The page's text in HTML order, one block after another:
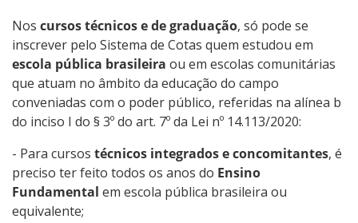
Nos cursos técnicos e de graduação, só pode se
inscrever pelo Sistema de Cotas quem estudou em
escola pública brasileira ou em escolas comunitárias
que atuam no âmbito da educação do campo
conveniadas com o poder público, referidas na alínea b
do inciso I do § 3º do art. 7º da Lei nº 14.113/2020:
- Para cursos técnicos integrados e concomitantes, é
preciso ter feito todos os anos do Ensino
Fundamental em escola pública brasileira ou
equivalente;